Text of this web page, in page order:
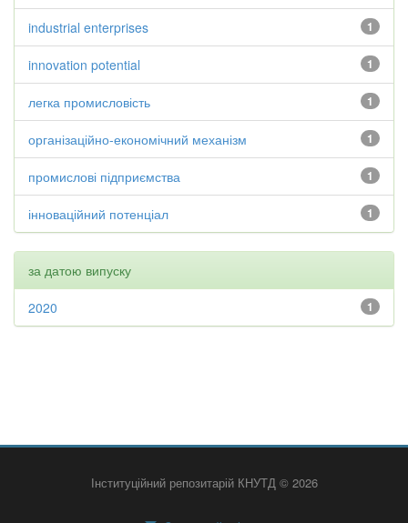
1
industrial enterprises
1
innovation potential
1
легка промисловість
1
організаційно-економічний механізм
1
промислові підприємства
1
інноваційний потенціал
за датою випуску
1
2020
Інституційний репозитарій КНУТД © 2026